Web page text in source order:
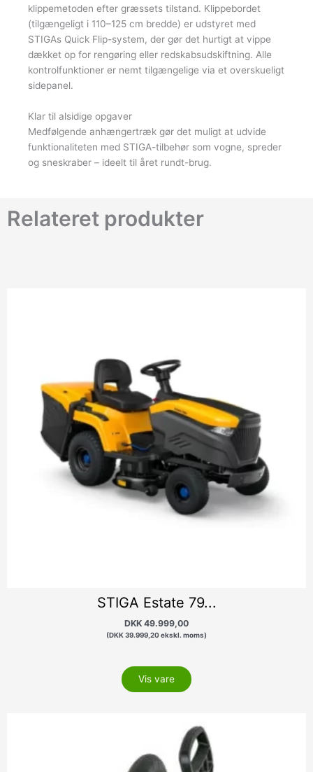
klippemetoden efter græssets tilstand. Klippebordet
(tilgængeligt i 110–125 cm bredde) er udstyret med
STIGAs Quick Flip-system, der gør det hurtigt at vippe
dækket op for rengøring eller redskabsudskiftning. Alle
kontrolfunktioner er nemt tilgængelige via et overskueligt
sidepanel.
Klar til alsidige opgaver
Medfølgende anhængertræk gør det muligt at udvide
funktionaliteten med STIGA-tilbehør som vogne, spreder
og sneskraber – ideelt til året rundt-brug.
Relateret produkter
STIGA Estate 79...
DKK 49.999,00
(DKK39.999,20ekskl. moms)
Vis vare